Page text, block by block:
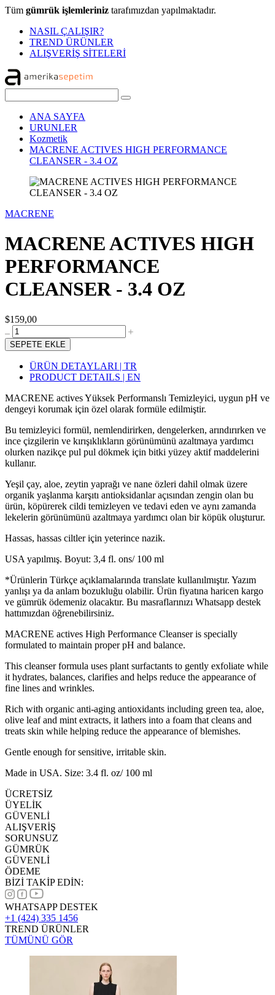
Tüm gümrük işlemleriniz tarafımızdan yapılmaktadır.
NASIL ÇALIŞIR?
TREND ÜRÜNLER
ALIŞVERİŞ SİTELERİ
ANA SAYFA
URUNLER
Kozmetik
MACRENE ACTIVES HIGH PERFORMANCE
CLEANSER - 3.4 OZ
MACRENE
MACRENE ACTIVES HIGH
PERFORMANCE
CLEANSER - 3.4 OZ
$159,00
SEPETE EKLE
ÜRÜN DETAYLARI | TR
PRODUCT DETAILS | EN
MACRENE actives Yüksek Performanslı Temizleyici, uygun pH ve
dengeyi korumak için özel olarak formüle edilmiştir.
Bu temizleyici formül, nemlendirirken, dengelerken, arındırırken ve
ince çizgilerin ve kırışıklıkların görünümünü azaltmaya yardımcı
olurken nazikçe pul pul dökmek için bitki yüzey aktif maddelerini
kullanır.
Yeşil çay, aloe, zeytin yaprağı ve nane özleri dahil olmak üzere
organik yaşlanma karşıtı antioksidanlar açısından zengin olan bu
ürün, köpürerek cildi temizleyen ve tedavi eden ve aynı zamanda
lekelerin görünümünü azaltmaya yardımcı olan bir köpük oluşturur.
Hassas, hassas ciltler için yeterince nazik.
USA yapılmış. Boyut: 3,4 fl. ons/ 100 ml
*Ürünlerin Türkçe açıklamalarında translate kullanılmıştır. Yazım
yanlışı ya da anlam bozukluğu olabilir. Ürün fiyatına haricen kargo
ve gümrük ödemeniz olacaktır. Bu masraflarınızı Whatsapp destek
hattımızdan öğrenebilirsiniz.
MACRENE actives High Performance Cleanser is specially
formulated to maintain proper pH and balance.
This cleanser formula uses plant surfactants to gently exfoliate while
it hydrates, balances, clarifies and helps reduce the appearance of
fine lines and wrinkles.
Rich with organic anti-aging antioxidants including green tea, aloe,
olive leaf and mint extracts, it lathers into a foam that cleans and
treats skin while helping reduce the appearance of blemishes.
Gentle enough for sensitive, irritable skin.
Made in USA. Size: 3.4 fl. oz/ 100 ml
ÜCRETSİZ
ÜYELİK
GÜVENLİ
ALIŞVERİŞ
SORUNSUZ
GÜMRÜK
GÜVENLİ
ÖDEME
BİZİ TAKİP EDİN:
WHATSAPP DESTEK
+1 (424) 335 1456
TREND ÜRÜNLER
TÜMÜNÜ GÖR